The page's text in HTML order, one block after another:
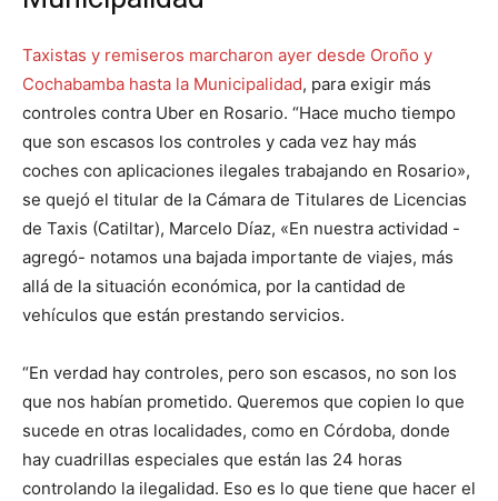
Taxistas y remiseros marcharon ayer desde Oroño y
Cochabamba hasta la Municipalidad, para exigir más
controles contra Uber en Rosario. “Hace mucho tiempo
que son escasos los controles y cada vez hay más
coches con aplicaciones ilegales trabajando en Rosario»,
se quejó el titular de la Cámara de Titulares de Licencias
de Taxis (Catiltar), Marcelo Díaz, «En nuestra actividad -
agregó- notamos una bajada importante de viajes, más
allá de la situación económica, por la cantidad de
vehículos que están prestando servicios.
“En verdad hay controles, pero son escasos, no son los
que nos habían prometido. Queremos que copien lo que
sucede en otras localidades, como en Córdoba, donde
hay cuadrillas especiales que están las 24 horas
controlando la ilegalidad. Eso es lo que tiene que hacer el